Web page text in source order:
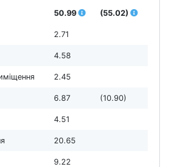
50.99 (55.02)
2.71
4.58
2.45
6.87 (10.90)
4.51
20.65
9.22